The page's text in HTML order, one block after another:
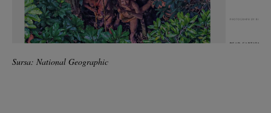
Sursa: National Geographic